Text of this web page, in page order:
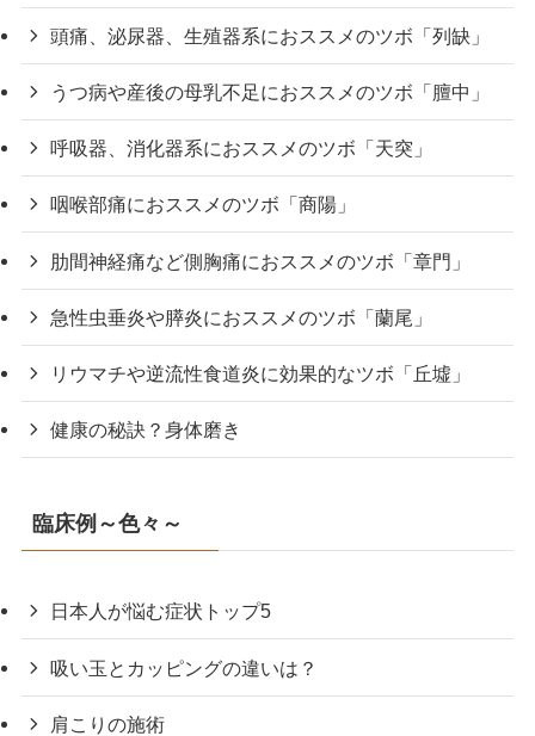
頭痛、泌尿器、生殖器系におススメのツボ「列缺」
うつ病や産後の母乳不足におススメのツボ「膻中」
呼吸器、消化器系におススメのツボ「天突」
咽喉部痛におススメのツボ「商陽」
肋間神経痛など側胸痛におススメのツボ「章門」
急性虫垂炎や膵炎におススメのツボ「蘭尾」
リウマチや逆流性食道炎に効果的なツボ「丘墟」
健康の秘訣？身体磨き
臨床例～色々～
日本人が悩む症状トップ5
吸い玉とカッピングの違いは？
肩こりの施術